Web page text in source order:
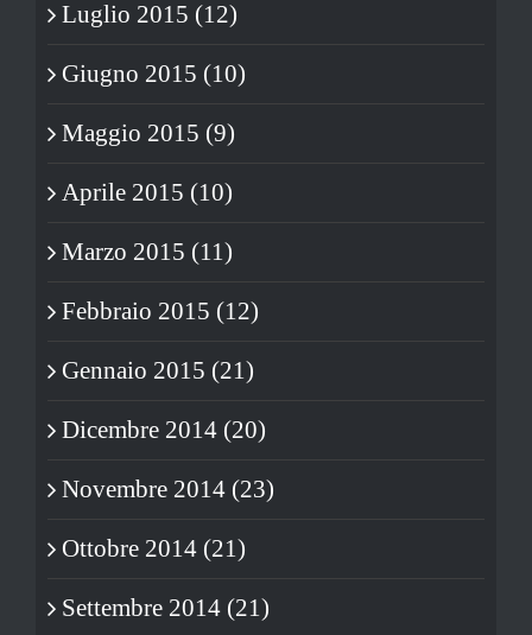
Luglio 2015 (12)
Giugno 2015 (10)
Maggio 2015 (9)
Aprile 2015 (10)
Marzo 2015 (11)
Febbraio 2015 (12)
Gennaio 2015 (21)
Dicembre 2014 (20)
Novembre 2014 (23)
Ottobre 2014 (21)
Settembre 2014 (21)